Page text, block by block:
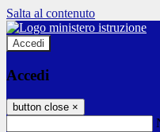
Salta al contenuto
Accedi
Accedi
button close ×